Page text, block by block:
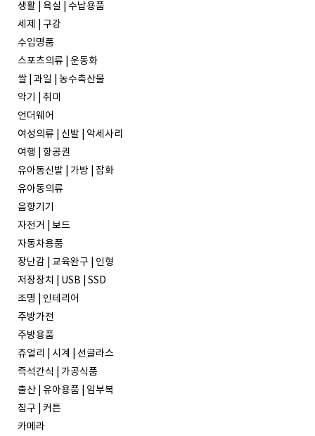
생활 | 욕실 | 수납용품
세제 | 구강
수입명품
스포츠의류 | 운동화
쌀 | 과일 | 농수축산물
악기 | 취미
언더웨어
여성의류 | 신발 | 악세사리
여행 | 항공권
유아동신발 | 가방 | 잡화
유아동의류
음향기기
자전거 | 보드
자동차용품
장난감 | 교육완구 | 인형
저장장치 | USB | SSD
조명 | 인테리어
주방가전
주방용품
쥬얼리 | 시계 | 선글라스
즉석간식 | 가공식품
출산 | 유아용품 | 임부복
침구 | 커튼
카메라